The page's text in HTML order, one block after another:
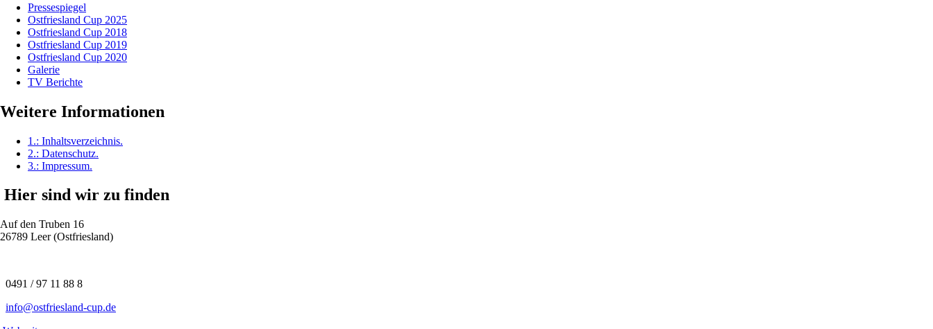
Pressespiegel
Ostfriesland Cup 2025
Ostfriesland Cup 2018
Ostfriesland Cup 2019
Ostfriesland Cup 2020
Galerie
TV Berichte
Weitere Informationen
1.: Inhaltsverzeichnis.
2.: Datenschutz.
3.: Impressum.
Hier sind wir zu finden
Auf den Truben 16
26789 Leer (Ostfriesland)
0491 / 97 11 88 8
info@ostfriesland-cup.de